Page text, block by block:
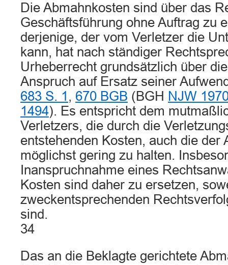
Die Abmahnkosten sind über das
Geschäftsführung ohne Auftrag zu
derjenige, der vom Verletzer die
kann, hat nach ständiger
Urheberrecht grundsätzlich über
Anspruch auf Ersatz seiner
683 S. 1 , 670 BGB (BGH NJW
1494). Es entspricht dem
Verletzers, die durch die
entstehenden Kosten, auch die der
möglichst gering zu halten.
Inanspruchnahme eines
Kosten sind daher zu ersetzen,
zweckentsprechenden
sind.
34
Das an die Beklagte gerichtete